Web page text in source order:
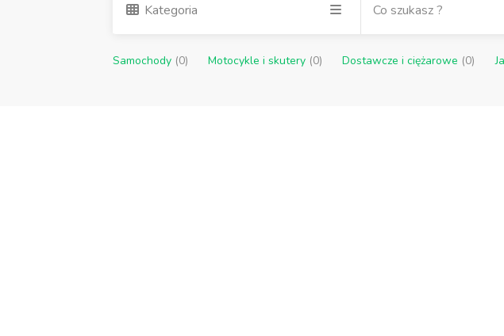
Kategoria
Samochody (0) Motocykle i skutery (0) Dostawcze i ciężarowe (0)